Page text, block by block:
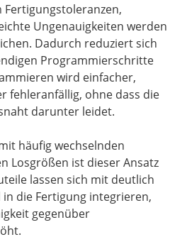
Ungenauigkeiten werden
Dadurch reduziert sich
Programmierschritte
wird einfacher,
fehleranfällig, ohne dass die
darunter leidet.
häufig wechselnden
Losgrößen ist dieser Ansatz
lassen sich mit deutlich
die Fertigung integrieren,
gegenüber